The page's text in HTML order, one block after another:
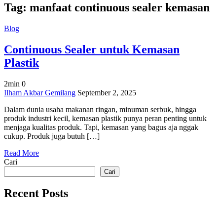
Tag: manfaat continuous sealer kemasan
Blog
Continuous Sealer untuk Kemasan
Plastik
2min 0
on
Sealer
untuk
Kemasan
Plastik
Ilham Akbar Gemilang September 2, 2025
Dalam dunia usaha makanan ringan, minuman serbuk, hingga
produk industri kecil, kemasan plastik punya peran penting untuk
menjaga kualitas produk. Tapi, kemasan yang bagus aja nggak
cukup. Produk juga butuh […]
Read More
Cari
Cari
Recent Posts